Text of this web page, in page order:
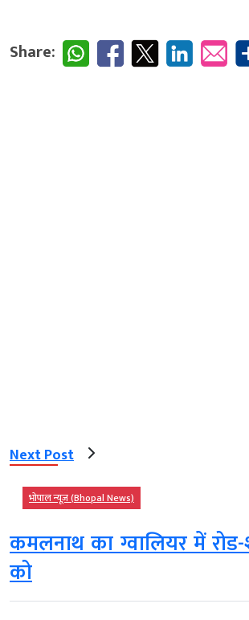
Share:
Next Post
भोपाल न्यूज़ (Bhopal News)
कमलनाथ का ग्वालियर में
को